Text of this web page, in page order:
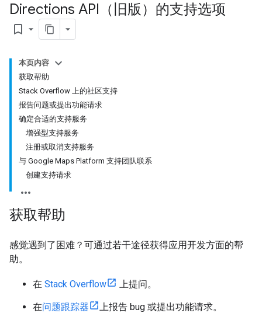
Directions API（旧版）的支持选项
bookmark_border
本页内容
获取帮助
Stack Overflow 上的社区支持
报告问题或提出功能请求
确定合适的支持服务
增强型支持服务
注册或取消支持服务
与 Google Maps Platform 支持团队联系
创建支持请求
获取帮助
感觉遇到了困难？可通过若干途径获得应用开发方面的帮
助。
在 Stack Overflow 上提问。
在问题跟踪器
上报告 bug 或提出功能请求。